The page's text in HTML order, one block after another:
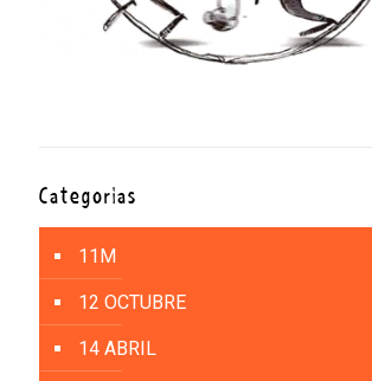
Categorías
11M
12 OCTUBRE
14 ABRIL